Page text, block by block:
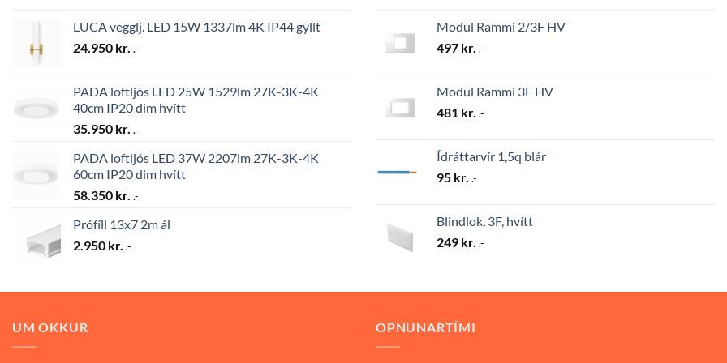
LUCA vegglj. LED 15W 1337lm 4K IP44 gyllt
24.950 kr. .-
PADA loftljós LED 25W 1529lm 27K-3K-4K
40cm IP20 dim hvítt
35.950 kr. .-
PADA loftljós LED 37W 2207lm 27K-3K-4K
60cm IP20 dim hvítt
58.350 kr. .-
Prófíll 13x7 2m ál
2.950 kr. .-
Modul Rammi 2/3F HV
497 kr. .-
Modul Rammi 3F HV
481 kr. .-
Ídráttarvír 1,5q blár
95 kr. .-
Blindlok, 3F, hvítt
249 kr. .-
UM OKKUR OPNUNARTÍMI